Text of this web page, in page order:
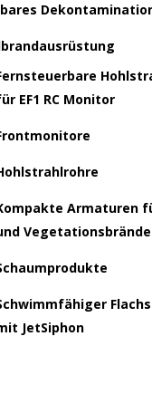
EF1 RC Monitor
Armaturen
Vegetationsbrände
JetSiphon